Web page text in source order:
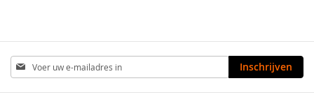
Abonneer
u
op
Inschrijven